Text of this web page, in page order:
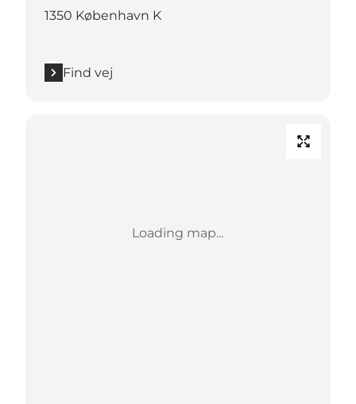
1350 København K
Find vej
Loading map...